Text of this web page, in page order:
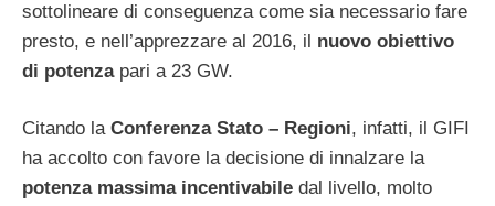
sottolineare di conseguenza come sia necessario fare
presto, e nell’apprezzare al 2016, il nuovo obiettivo
di potenza pari a 23 GW.
Citando la Conferenza Stato – Regioni, infatti, il GIFI
ha accolto con favore la decisione di innalzare la
potenza massima incentivabile dal livello, molto